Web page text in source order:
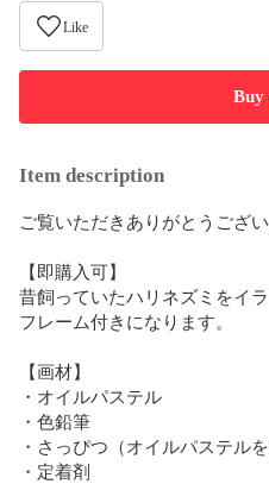
Like
Buy
Item description
ご覧いただきありがとうござい
【即購入可】
昔飼っていたハリネズミをイラ
フレーム付きになります。
【画材】
・オイルパステル
・色鉛筆
・さっぴつ（オイルパステル
・定着剤